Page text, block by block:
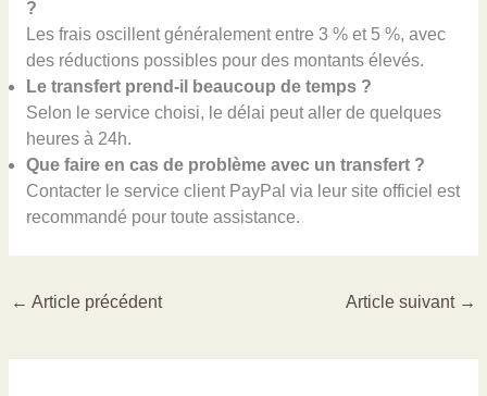
?
Les frais oscillent généralement entre 3 % et 5 %, avec
des réductions possibles pour des montants élevés.
Le transfert prend-il beaucoup de temps ?
Selon le service choisi, le délai peut aller de quelques
heures à 24h.
Que faire en cas de problème avec un transfert ?
Contacter le service client PayPal via leur site officiel est
recommandé pour toute assistance.
← Article précédent Article suivant →